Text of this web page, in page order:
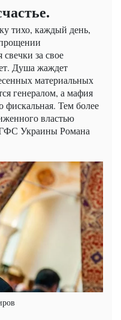
тихо, каждый день,
за свое
Душа жаждет
материальных
генералом, а мафия
фискальная. Тем более
властью
ГФС Украины Романа